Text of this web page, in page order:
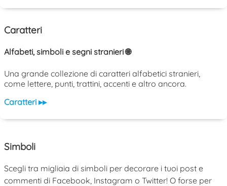
Caratteri
Alfabeti, simboli e segni stranieri 🌐
Una grande collezione di caratteri alfabetici stranieri,
come lettere, punti, trattini, accenti e altro ancora.
Caratteri ▸▸
Simboli
Scegli tra migliaia di simboli per decorare i tuoi post e
commenti di Facebook, Instagram o Twitter! O forse per